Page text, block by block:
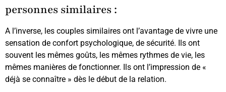
personnes similaires :
A l’inverse, les couples similaires ont l’avantage de vivre une
sensation de confort psychologique, de sécurité. Ils ont
souvent les mêmes goûts, les mêmes rythmes de vie, les
mêmes manières de fonctionner. Ils ont l’impression de «
déjà se connaître » dès le début de la relation.